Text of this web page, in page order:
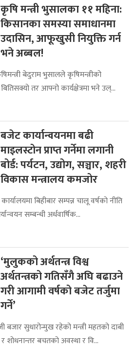
कृषि मन्त्री भुसालका ११ महिना:
किसानका समस्या समाधानमा
उदासिन, आफूखुसी नियुक्ति गर्न
भने अब्‍बल!
बेदुराम भुसालले कृषिमन्त्रीको
तर आफ्नो कार्यक्षेत्रमा भने उल्...
बजेट कार्यान्वयनमा बढी
माइलस्टोन प्राप्त गर्नेमा लगानी
बोर्ड: पर्यटन, उद्योग, सञ्चार, शहरी
विकास मन्त्रालय कमजोर
कार्यालयमा बिहीबार सम्पन्न चालू वर्षको नीति
सम्बन्धी अर्धवार्षिक...
‘मुलुकको अर्थतन्त्र विश्व
अर्थतन्त्रको गतिसँगै अघि बढाउने
गरी आगामी वर्षको बजेट तर्जुमा
गर्ने’
बजार सुधारोन्मुख रहेको मन्त्री महतको दाबी
र शोधनान्तर बचतको अवस्था र वि...